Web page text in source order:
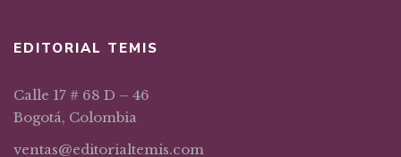
EDITORIAL TEMIS
Calle 17 # 68 D – 46
Bogotá, Colombia
ventas@editorialtemis.com